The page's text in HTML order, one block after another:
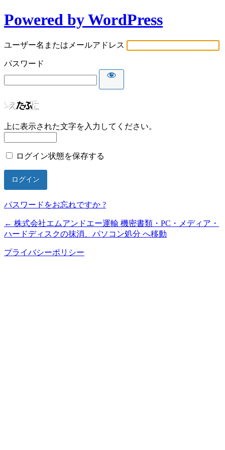
Powered by WordPress
ユーザー名またはメールアドレス
パスワード
上に表示された文字を入力してください。
ログイン状態を保存する
パスワードをお忘れですか ?
← 株式会社エムアンドエー運輸 機密書類・PC・メディア・
ハードディスクの抹消、パソコン処分 へ移動
プライバシーポリシー